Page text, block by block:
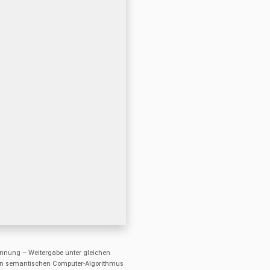
– Weitergabe unter gleichen
semantischen Computer-Algorithmus